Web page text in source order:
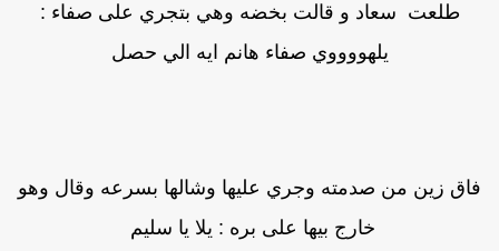
طلعت سعاد و قالت بخضه وهي بتجري على صفاء :
يلهووووي صفاء هانم ايه الي حصل
زين من صدمته وجري عليها وشالها بسرعه وقال وهو
خارج بيها على بره : يلا يا سليم